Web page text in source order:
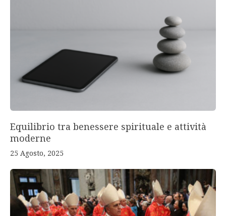
Equilibrio tra benessere spirituale e attività
moderne
25 Agosto, 2025